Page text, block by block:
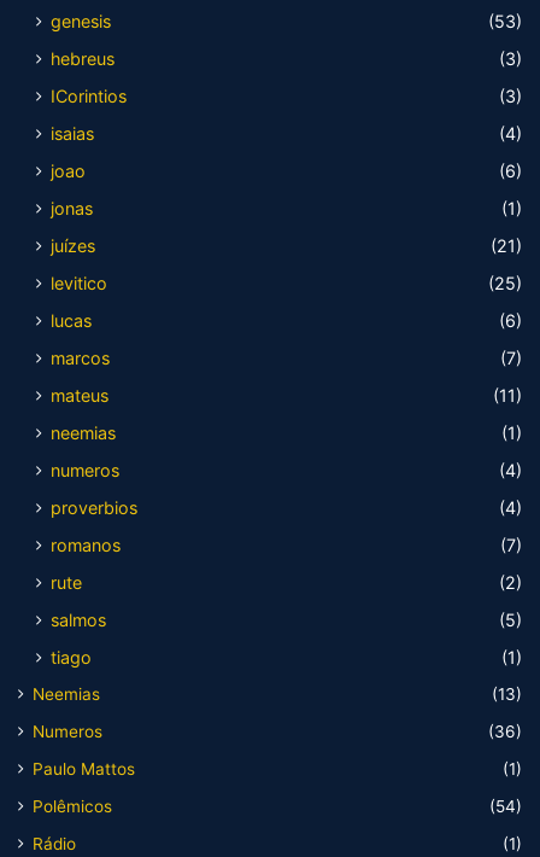
genesis
(53)
hebreus
(3)
ICorintios
(3)
isaias
(4)
joao
(6)
jonas
(1)
juízes
(21)
levitico
(25)
lucas
(6)
marcos
(7)
mateus
(11)
neemias
(1)
numeros
(4)
proverbios
(4)
romanos
(7)
rute
(2)
salmos
(5)
tiago
(1)
Neemias
(13)
Numeros
(36)
Paulo Mattos
(1)
Polêmicos
(54)
Rádio
(1)